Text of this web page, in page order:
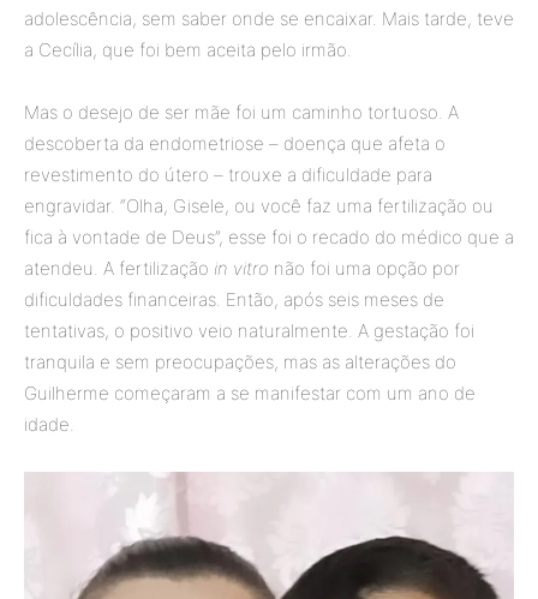
adolescência, sem saber onde se encaixar. Mais tarde, teve
a Cecília, que foi bem aceita pelo irmão.
Mas o desejo de ser mãe foi um caminho tortuoso. A
descoberta da endometriose – doença que afeta o
revestimento do útero – trouxe a dificuldade para
engravidar. “Olha, Gisele, ou você faz uma fertilização ou
fica à vontade de Deus”, esse foi o recado do médico que a
atendeu. A fertilização in vitro não foi uma opção por
dificuldades financeiras. Então, após seis meses de
tentativas, o positivo veio naturalmente. A gestação foi
tranquila e sem preocupações, mas as alterações do
Guilherme começaram a se manifestar com um ano de
idade.